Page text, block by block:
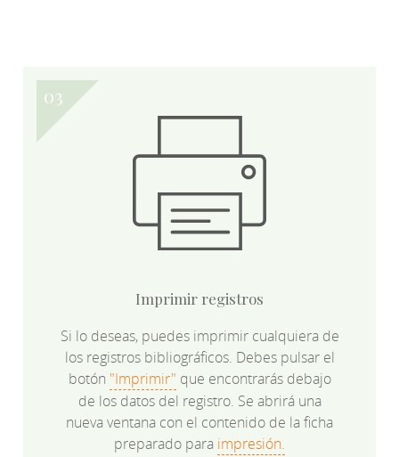
Imprimir registros
Si lo deseas, puedes imprimir cualquiera de
los registros bibliográficos. Debes pulsar el
botón "Imprimir" que encontrarás debajo
de los datos del registro. Se abrirá una
nueva ventana con el contenido de la ficha
preparado para impresión.